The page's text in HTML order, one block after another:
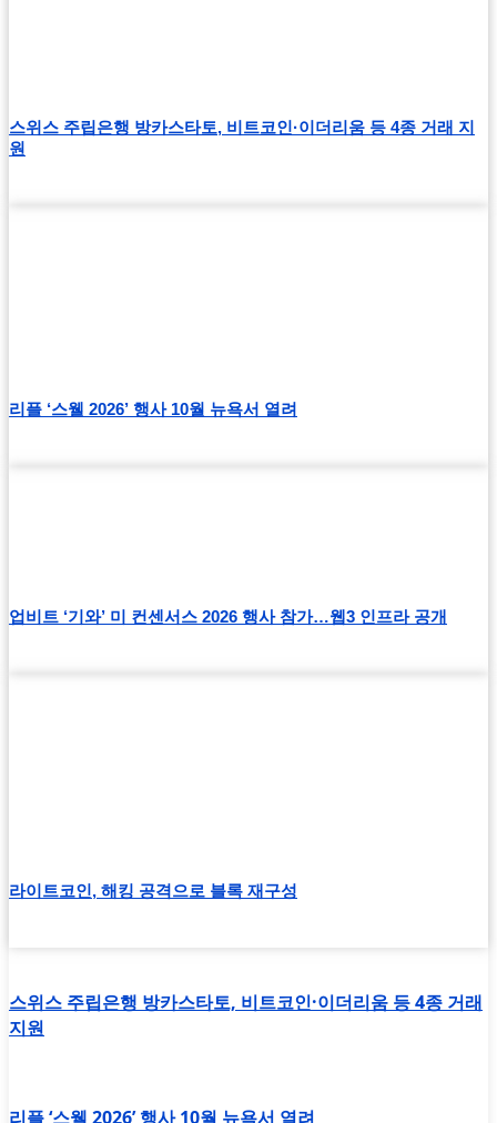
스위스 주립은행 방카스타토, 비트코인·이더리움 등 4종 거래 지
원
리플 ‘스웰 2026’ 행사 10월 뉴욕서 열려
업비트 ‘기와’ 미 컨센서스 2026 행사 참가…웹3 인프라 공개
라이트코인, 해킹 공격으로 블록 재구성
스위스 주립은행 방카스타토, 비트코인·이더리움 등 4종 거래
지원
리플 ‘스웰 2026’ 행사 10월 뉴욕서 열려